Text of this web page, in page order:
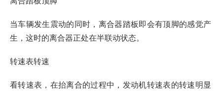
当车辆发生震动的同时，离合器踏板即会有顶脚的感觉产
生，这时的离合器正处在半联动状态。
转速表转速
看转速表，在抬离合的过程中，发动机转速表的转速明显